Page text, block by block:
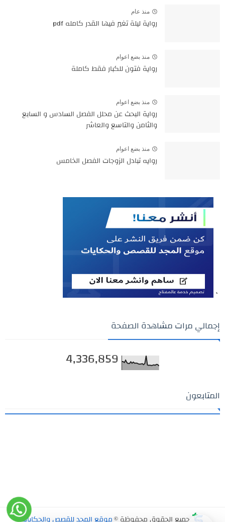
منذ عام
رواية ليلة تغير فيها القدر كامله pdf
منذ بضع اعوام
رواية فتون للكبار فقط كاملة
منذ بضع اعوام
رواية البحث عن محلل الفصل السادس و السابع
والثامن والتاسع والعاشر
منذ بضع اعوام
روايه تبادل الزوجات الفصل الخامس
`
إجمالي مرات مشاهدة الصفحة
4,336,859
المتابعون
جميع الحقوق محفوظة ©موقع المجد للقصص والحكايات